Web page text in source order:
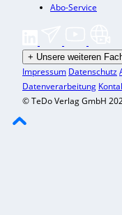
Abo-Service
+ Unsere weiteren
Impressum Datenschutz
Datenverarbeitung
© TeDo Verlag GmbH